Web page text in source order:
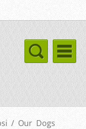
/ Our Dogs